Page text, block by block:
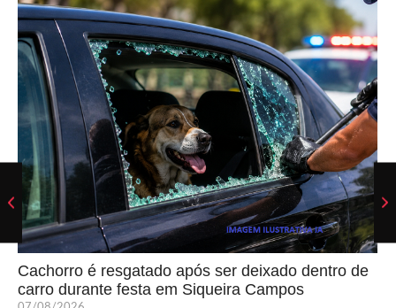
Cachorro é resgatado após ser deixado dentro de
carro durante festa em Siqueira Campos